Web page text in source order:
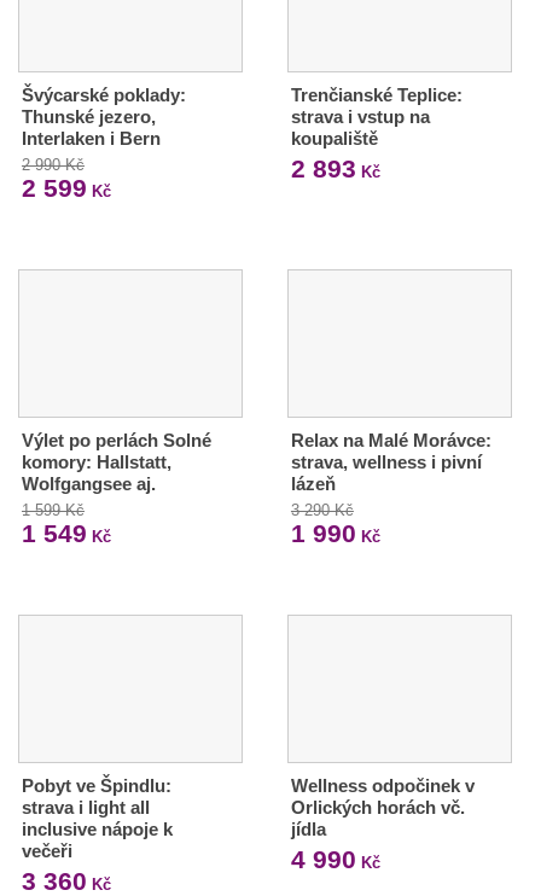
Švýcarské poklady:
Thunské jezero,
Interlaken i Bern
2 990 Kč
2 599 Kč
Trenčianské Teplice:
strava i vstup na
koupaliště
2 893 Kč
Výlet po perlách Solné
komory: Hallstatt,
Wolfgangsee aj.
1 599 Kč
1 549 Kč
Relax na Malé Morávce:
strava, wellness i pivní
lázeň
3 290 Kč
1 990 Kč
Pobyt ve Špindlu:
strava i light all
inclusive nápoje k
večeři
3 360 Kč
Wellness odpočinek v
Orlických horách vč.
jídla
4 990 Kč